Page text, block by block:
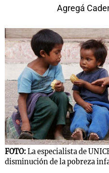
Agregá
FOTO: La especialista de
disminución de la pobreza